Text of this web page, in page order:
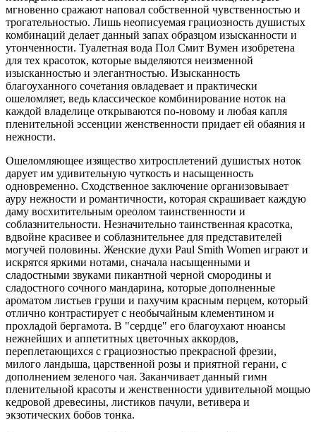
мгновенно сражают наповал собственной чувственностью и
трогательностью. Лишь неописуемая грациозность душистых
комбинаций делает данный запах образцом изысканности и
утонченности. Туалетная вода Пол Смит Вумен изобретена
для тех красоток, которые выделяются неизменной
изысканностью и элегантностью. Изысканность
благоуханного сочетания овладевает и практически
ошеломляет, ведь классическое комбинирование ноток на
каждой владелице открываются по-новому и любая капля
пленительной эссенции женственности придает ей обаяния и
нежности.
Ошеломляющее изящество хитросплетений душистых ноток
дарует им удивительную чуткость и насыщенность
одновременно. Сходственное заключение организовывает
ауру нежности и романтичности, которая скрашивает каждую
даму восхитительным ореолом таинственности и
соблазнительности. Незначительно таинственная красотка,
вдвойне красивее и соблазнительнее для представителей
могучей половины. Женские духи Paul Smith Women играют и
искрятся яркими нотами, сначала насыщенными и
сладостными звуками пикантной черной смородины и
сладостного сочного мандарина, которые дополненные
ароматом листьев груши и пахучим красным перцем, который
отлично контрастирует с необычайным клементином и
прохладой бергамота. В "сердце" его благоухают нюансы
нежнейших и аппетитных цветочных аккордов,
переплетающихся с грациозностью прекрасной фрезии,
милого ландыша, царственной розы и приятной герани, с
дополнением зеленого чая. Заканчивает данный гимн
пленительной красоты и женственности удивительной мощью
кедровой древесины, листиков пачули, ветивера и
экзотических бобов тонка.